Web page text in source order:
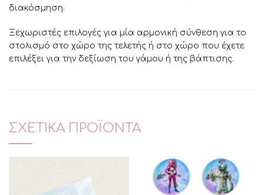
διακόσμηση.
Ξεχωριστές επιλογές για μία αρμονική σύνθεση για το
στολισμό στο χώρο της τελετής ή στο χώρο που έχετε
επιλέξει για την δεξίωση του γάμου ή της βάπτισης.
ΣΧΕΤΙΚΆ ΠΡΟΪΌΝΤΑ